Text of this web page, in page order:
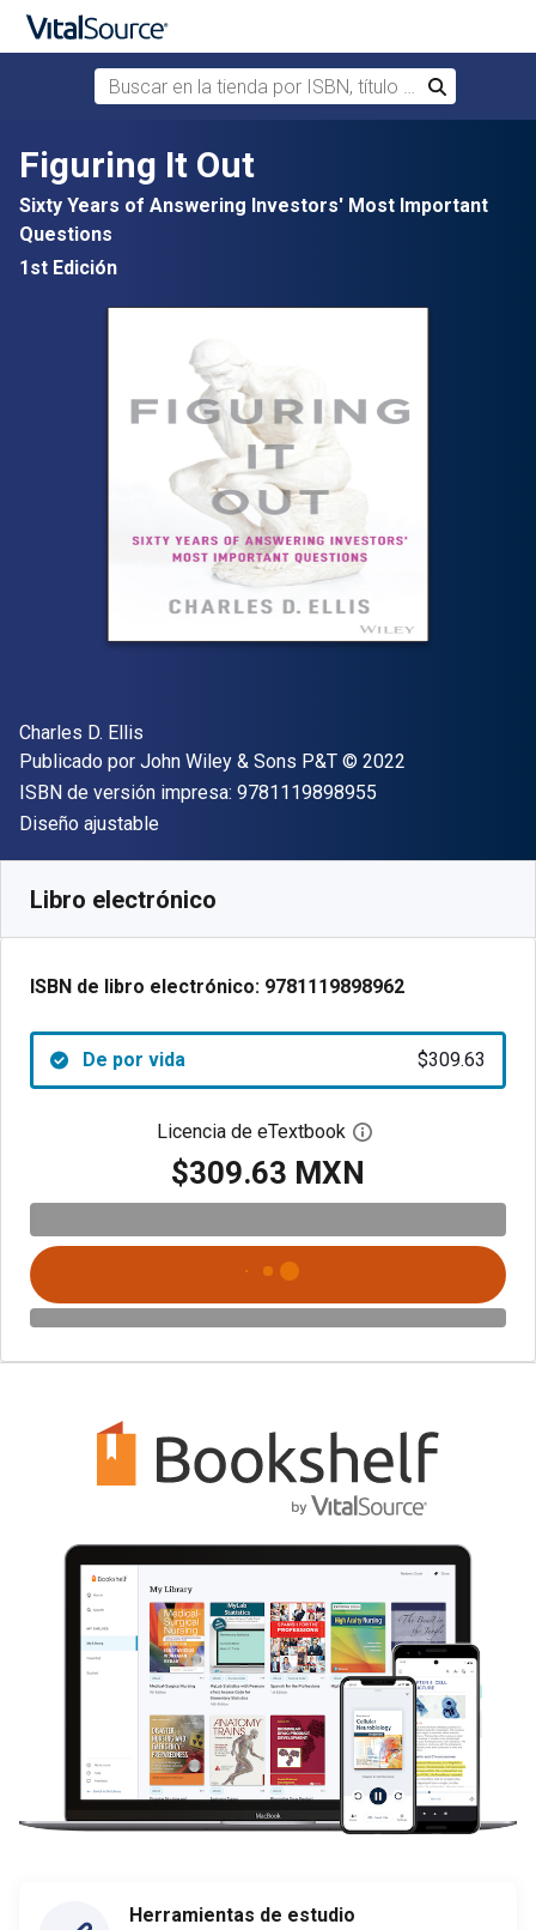
Saltar al contenido principal
Buscar en la tienda por ISBN, título o autor
Buscar
Figuring It Out
Sixty Years of Answering Investors' Most Important
Questions
1st Edición
Autor(es)
Charles D. Ellis
Editor
Publicado por John Wiley & Sons P&T Copyright
© 2022
ISBN de versión impresa: 9781119898955
Formato
Diseño ajustable
Libro electrónico
ISBN de libro electrónico: 9781119898962
De por vida $309.63
Licencia de eTextbook Abre el cuadro de
$309.63 MXN
Herramientas de estudio